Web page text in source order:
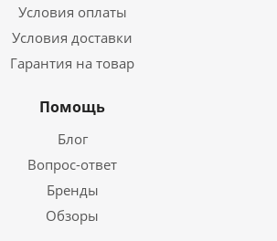
Условия оплаты
Условия доставки
Гарантия на товар
Помощь
Блог
Вопрос-ответ
Бренды
Обзоры